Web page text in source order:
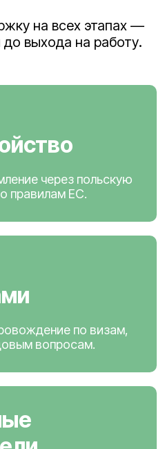
на всех этапах —
выхода на работу.
через польскую
правилам ЕС.
по визам,
вопросам.